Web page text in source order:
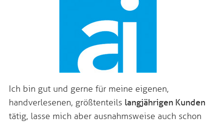
Ich bin gut und gerne für meine eigenen,
handverlesenen, größtenteils langjährigen Kunden
tätig, lasse mich aber ausnahmsweise auch schon